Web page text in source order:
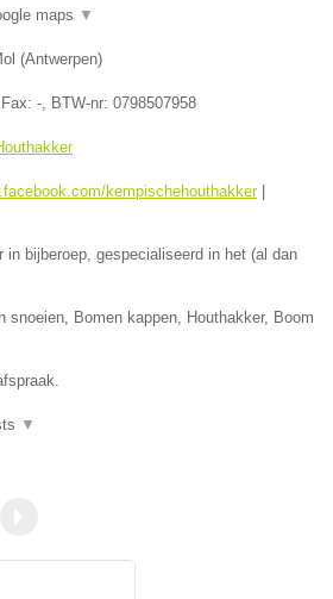
maps ▼
(Antwerpen)
-, BTW-nr: 0798507958
kempischehouthakker|
in bijberoep, gespecialiseerd in het (al dan
snoeien, Bomen kappen, Houthakker, Boom
▼